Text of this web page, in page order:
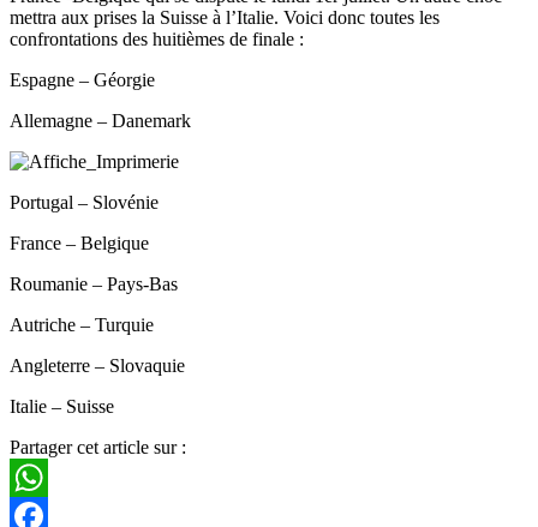
mettra aux prises la Suisse à l’Italie. Voici donc toutes les
confrontations des huitièmes de finale :
Espagne – Géorgie
Allemagne – Danemark
Portugal – Slovénie
France – Belgique
Roumanie – Pays-Bas
Autriche – Turquie
Angleterre – Slovaquie
Italie – Suisse
Partager cet article sur :
WhatsApp